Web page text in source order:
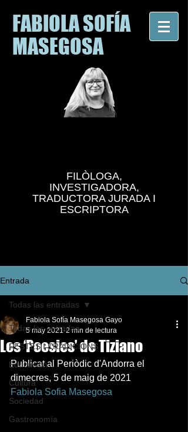
FABIOLA SOFÍA
MASEGOSA
FILÒLOGA,
INVESTIGADORA,
TRADUCTORA JURADA I
ESCRIPTORA
Entrada
Todas las entradas
FESTES I TRADICIONS
Educación
Cultura
Sociedad
Gastronomía
Todas las entradas
Les ‘Poesies’ de Tiziano
Fabiola Sofía Masegosa Gayo
5 may 2021 2 min de lectura
Publicat al Periòdic d'Andorra el
dimecres, 5 de maig de 2021
Fabiola Sofia Masegosa